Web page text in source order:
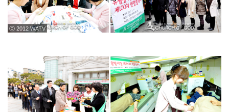
ⓒ 2012 WATV